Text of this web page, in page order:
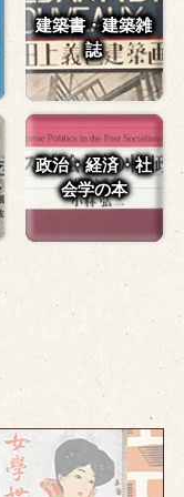
建築書・建築雑
誌
政治・経済・社
会学の本